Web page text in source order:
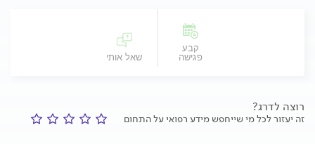
קבע
פגישה
שאל אותי
רוצה לדרג?
זה יעזור לכל מי שייחפש מידע רפואי על התחום